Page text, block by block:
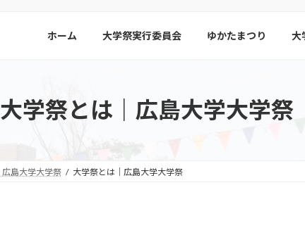
ホーム 大学祭実行委員会 ゆかたまつり 大
大学祭とは｜広島大学大学祭
島大学大学祭 大学祭とは｜広島大学大学祭